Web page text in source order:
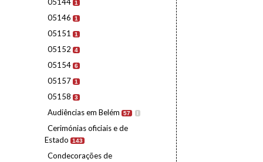
1
05146 1
05151 1
05152 4
05154 6
05157 1
05158 3
Audiências em Belém 57 I
Cerimónias oficiais e de
Estado
143
Condecorações de